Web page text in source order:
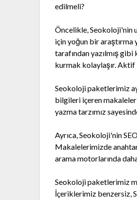
edilmeli?
Öncelikle, Seokoloji'nin
için yoğun bir araştırma
tarafından yazılmış
kurmak kolaylaşır. Aktif
Seokoloji paketlerimiz
bilgileri içeren
yazma tarzımız
Ayrıca, Seokoloji'nin
Makalelerimizde
arama motorlarında
Seokoloji paketlerimiz
İçeriklerimiz benzersiz,